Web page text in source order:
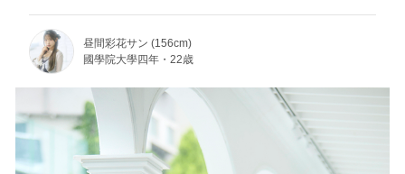
昼間彩花サン (156cm)
國學院大學四年・22歳